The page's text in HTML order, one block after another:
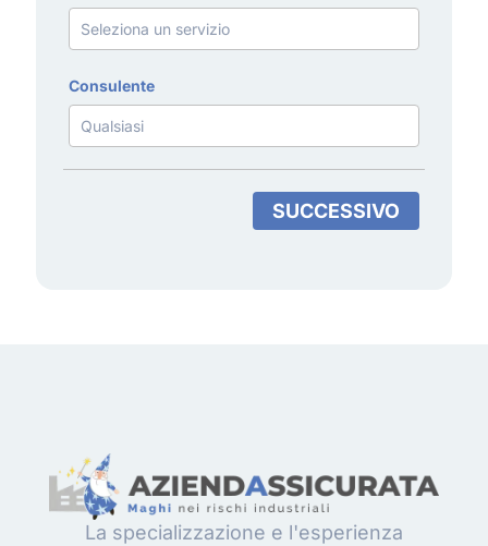
Consulente
SUCCESSIVO
La specializzazione e l'esperienza